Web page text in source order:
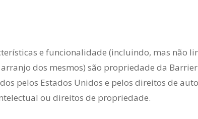
e funcionalidade (incluindo, mas não
dos mesmos) são propriedade da
pelos Estados Unidos e pelos direitos de
ou direitos de propriedade.